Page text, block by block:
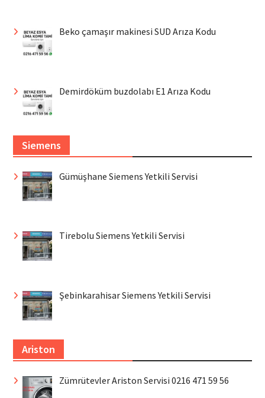
Beko çamaşır makinesi SUD Arıza Kodu
Demirdöküm buzdolabı E1 Arıza Kodu
Siemens
Gümüşhane Siemens Yetkili Servisi
Tirebolu Siemens Yetkili Servisi
Şebinkarahisar Siemens Yetkili Servisi
Ariston
Zümrütevler Ariston Servisi 0216 471 59 56